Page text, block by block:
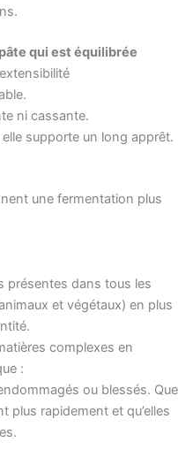
qui est équilibrée
ni cassante.
sup­porte un long apprêt.
une fer­men­ta­tion plus
pré­sentes dans tous les
et végé­taux) en plus
com­plexes en
:
ou bles­sés. Que
plus rapi­de­ment et qu’elles